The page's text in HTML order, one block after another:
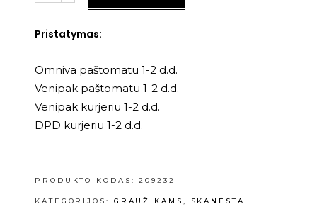
Pristatymas:
Omniva paštomatu 1-2 d.d.
Venipak paštomatu 1-2 d.d.
Venipak kurjeriu 1-2 d.d.
DPD kurjeriu 1-2 d.d.
PRODUKTO KODAS:209232
KATEGORIJOS: GRAUŽIKAMS , SKANĖSTAI